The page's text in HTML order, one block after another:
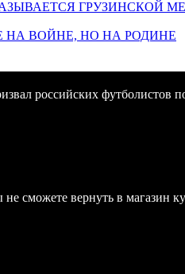
ГРУЗИНСКОЙ
НА ВОЙНЕ, НО НА РОДИНЕ
российских футболистов
сможете вернуть в магазин